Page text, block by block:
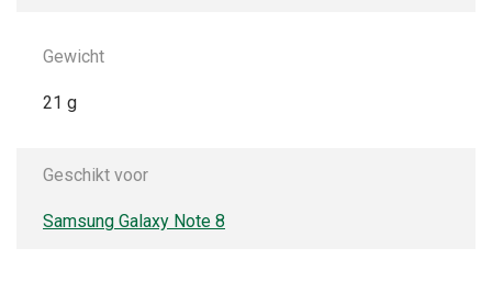
Gewicht
21 g
Geschikt voor
Samsung Galaxy Note 8